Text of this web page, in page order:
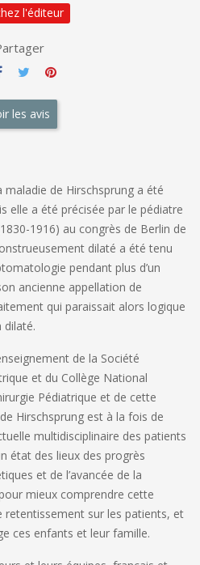
l'éditeur
les avis
de Hirschsprung a été
elle a été précisée par le pédiatre
1916) au congrès de Berlin de
dilaté a été tenu
pendant plus d’un
ancienne appellation de
qui paraissait alors logique
dilaté.
de la Société
et du Collège National
Pédiatrique et de cette
Hirschsprung est à la fois de
multidisciplinaire des patients
état des lieux des progrès
et de l’avancée de la
mieux comprendre cette
sur les patients, et
ces enfants et leur famille.